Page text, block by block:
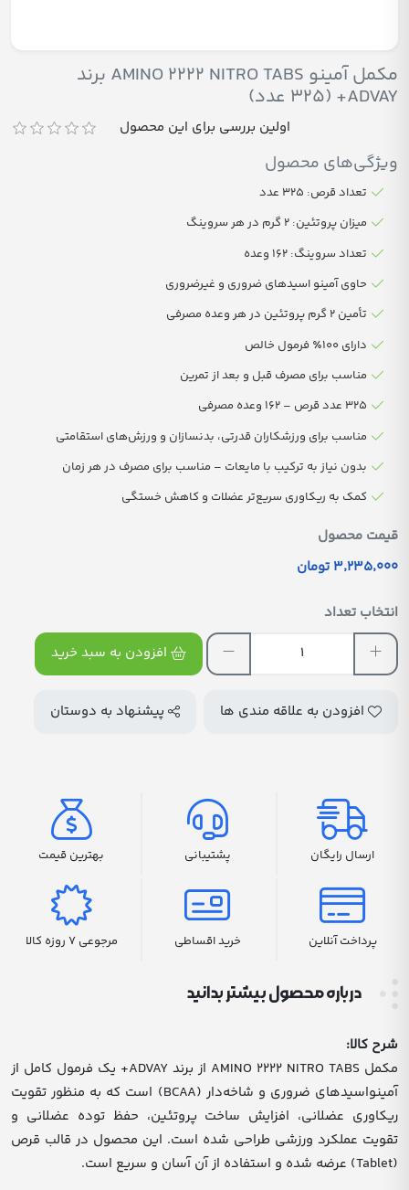
مکمل آمینو AMINO 2222 NITRO TABS برند
ADVAY+ (325 عدد)
اولین بررسی برای این محصول
ویژگی‌های محصول
تعداد قرص: 325 عدد
میزان پروتئین: 2 گرم در هر سروینگ
تعداد سروینگ: 162 وعده
حاوی آمینو اسیدهای ضروری و غیرضروری
تأمین 2 گرم پروتئین در هر وعده مصرفی
دارای 100٪ فرمول خالص
مناسب برای مصرف قبل و بعد از تمرین
325 عدد قرص – 162 وعده مصرفی
مناسب برای ورزشکاران قدرتی، بدنسازان و ورزش‌های استقامتی
بدون نیاز به ترکیب با مایعات – مناسب برای مصرف در هر زمان
کمک به ریکاوری سریع‌تر عضلات و کاهش خستگی
قیمت محصول
3٬235٬000 تومان
انتخاب تعداد
افزودن به سبد خرید
افزودن به علاقه مندی ها پیشنهاد به دوستان
ارسال رایگان پشتیبانی بهترین قیمت
پرداخت آنلاین خرید اقساطی مرجوعی 7 روزه کالا
درباره محصول بیشتر بدانید
شرح کالا:
مکمل AMINO 2222 NITRO TABS از برند ADVAY+ یک فرمول کامل از
آمینواسیدهای ضروری و شاخه‌دار (BCAA) است که به منظور تقویت
ریکاوری عضلانی، افزایش ساخت پروتئین، حفظ توده عضلانی و
تقویت عملکرد ورزشی طراحی شده است. این محصول در قالب قرص
(Tablet) عرضه شده و استفاده از آن آسان و سریع است.